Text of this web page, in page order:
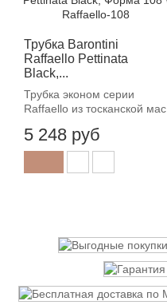
Трубка Barontini
Raffaello Pettinata
Black,...
Трубка эконом серии
Raffaello из тосканской мас
5 248 руб